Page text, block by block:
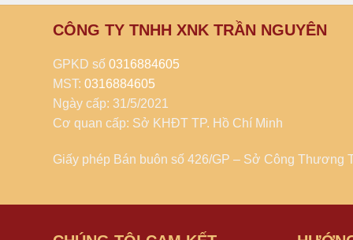
CÔNG TY TNHH XNK TRẦN NGUYÊN
GPKD số 0316884605
MST: 0316884605
Ngày cấp: 31/5/2021
Cơ quan cấp: Sở KHĐT TP. Hồ Chí Minh
Giấy phép Bán buôn số 426/GP – Sở Công Thương